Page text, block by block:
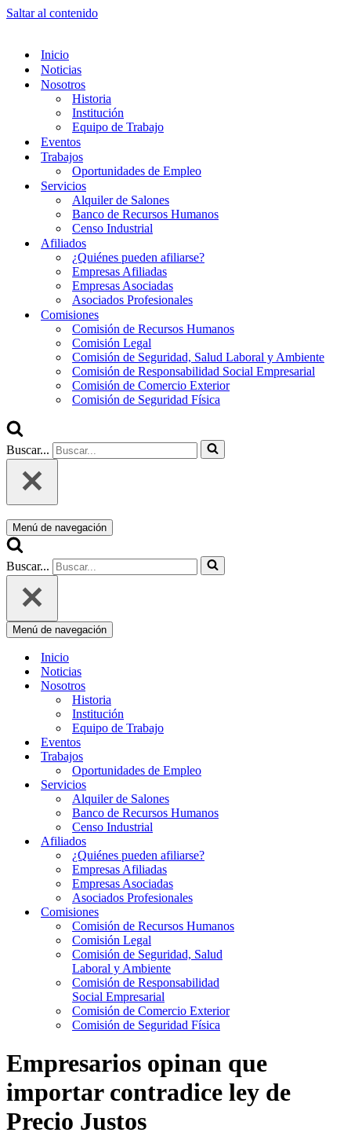
Saltar al contenido
Inicio
Noticias
Nosotros
Historia
Institución
Equipo de Trabajo
Eventos
Trabajos
Oportunidades de Empleo
Servicios
Alquiler de Salones
Banco de Recursos Humanos
Censo Industrial
Afiliados
¿Quiénes pueden afiliarse?
Empresas Afiliadas
Empresas Asociadas
Asociados Profesionales
Comisiones
Comisión de Recursos Humanos
Comisión Legal
Comisión de Seguridad, Salud Laboral y Ambiente
Comisión de Responsabilidad Social Empresarial
Comisión de Comercio Exterior
Comisión de Seguridad Física
Buscar...
Menú de navegación
Buscar...
Menú de navegación
Inicio
Noticias
Nosotros
Historia
Institución
Equipo de Trabajo
Eventos
Trabajos
Oportunidades de Empleo
Servicios
Alquiler de Salones
Banco de Recursos Humanos
Censo Industrial
Afiliados
¿Quiénes pueden afiliarse?
Empresas Afiliadas
Empresas Asociadas
Asociados Profesionales
Comisiones
Comisión de Recursos Humanos
Comisión Legal
Comisión de Seguridad, Salud
Laboral y Ambiente
Comisión de Responsabilidad
Social Empresarial
Comisión de Comercio Exterior
Comisión de Seguridad Física
Empresarios opinan que
importar contradice ley de
Precio Justos